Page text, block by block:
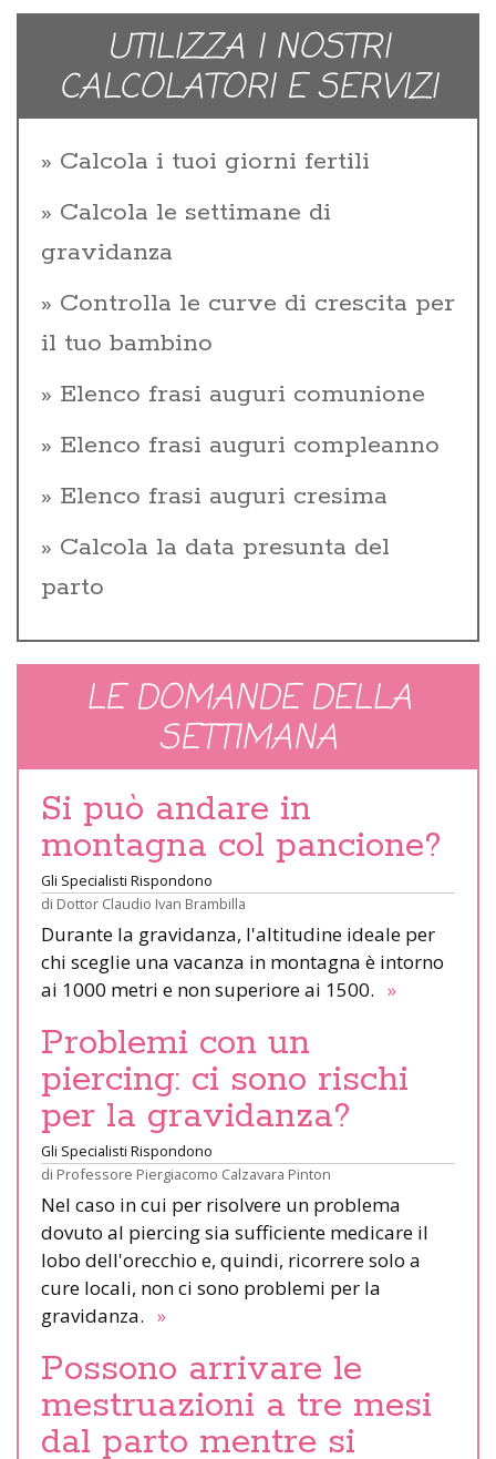
UTILIZZA I NOSTRI
CALCOLATORI E SERVIZI
Calcola i tuoi giorni fertili
Calcola le settimane di
gravidanza
Controlla le curve di crescita per
il tuo bambino
Elenco frasi auguri comunione
Elenco frasi auguri compleanno
Elenco frasi auguri cresima
Calcola la data presunta del
parto
LE DOMANDE DELLA
SETTIMANA
Si può andare in
montagna col pancione?
Gli Specialisti Rispondono
di Dottor Claudio Ivan Brambilla
Durante la gravidanza, l'altitudine ideale per
chi sceglie una vacanza in montagna è intorno
ai 1000 metri e non superiore ai 1500. »
Problemi con un
piercing: ci sono rischi
per la gravidanza?
Gli Specialisti Rispondono
di Professore Piergiacomo Calzavara Pinton
Nel caso in cui per risolvere un problema
dovuto al piercing sia sufficiente medicare il
lobo dell'orecchio e, quindi, ricorrere solo a
cure locali, non ci sono problemi per la
gravidanza. »
Possono arrivare le
mestruazioni a tre mesi
dal parto mentre si